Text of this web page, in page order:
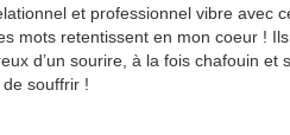
et professionnel vibre avec
mots retentissent en mon coeur !
d’un sourire, à la fois chafouin
souffrir !